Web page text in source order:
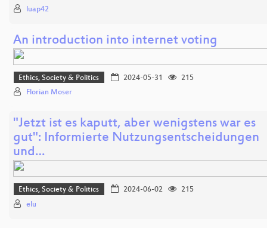
luap42
An introduction into internet voting
Ethics, Society & Politics 2024-05-31
215
Florian Moser
"Jetzt ist es kaputt, aber wenigstens war es
gut": Informierte Nutzungsentscheidungen
und…
Ethics, Society & Politics 2024-06-02
215
elu